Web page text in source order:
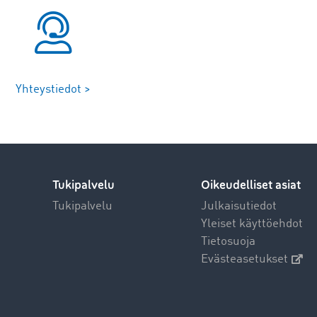
Yhteystiedot >
Tukipalvelu
Tukipalvelu
Oikeudelliset asiat
Julkaisutiedot
Yleiset käyttöehdot
Tietosuoja
Evästeasetukset